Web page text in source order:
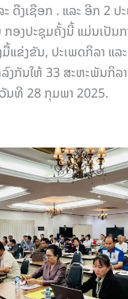
ດືງເຊືອກ . ແລະ ອີກ 2 ປ
ກອງປະຊຸມຄັ້ງນີ້ ແມ່ນເປັນ
ແຂ່ງຂັນ, ປະເພດກິລາ ແລ
ງກັນໃຫ້ 33 ສະຫະພັນກິລ
ນທີ 28 ກຸມພາ 2025.